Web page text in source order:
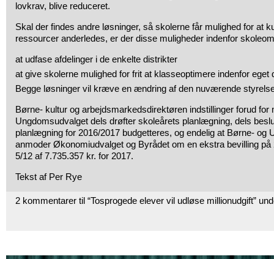
lovkrav, blive reduceret.
Skal der findes andre løsninger, så skolerne får mulighed for at
ressourcer anderledes, er der disse muligheder indenfor
at udfase afdelinger i de enkelte distrikter
at give skolerne mulighed for frit at klasseoptimere indenfor eget
Begge løsninger vil kræve en ændring af den nuværende
Børne- kultur og arbejdsmarkedsdirektøren indstillinger forud for
Ungdomsudvalget dels drøfter skoleårets planlægning, dels
planlægning for 2016/2017 budgetteres, og endelig at Børne- og
anmoder Økonomiudvalget og Byrådet om en ekstra bevilling på
5/12 af 7.735.357 kr. for 2017.
Tekst af Per Rye
2 kommentarer til “Tosprogede elever vil udløse millionudgift”